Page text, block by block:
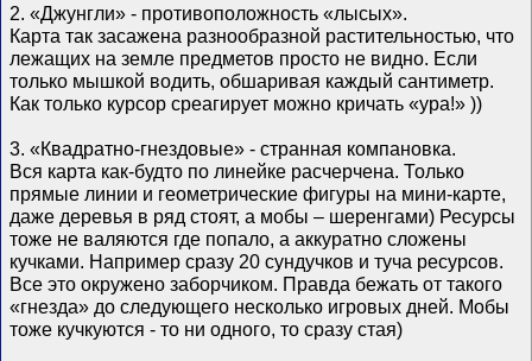
2. «Джунгли» - противоположность «лысых».
Карта так засажена разнообразной растительностью, что
лежащих на земле предметов просто не видно. Если
только мышкой водить, обшаривая каждый сантиметр.
Как только курсор среагирует можно кричать «ура!» ))
3. «Квадратно-гнездовые» - странная компановка.
Вся карта как-будто по линейке расчерчена. Только
прямые линии и геометрические фигуры на мини-карте,
даже деревья в ряд стоят, а мобы – шеренгами) Ресурсы
тоже не валяются где попало, а аккуратно сложены
кучками. Например сразу 20 сундучков и туча ресурсов.
Все это окружено заборчиком. Правда бежать от такого
«гнезда» до следующего несколько игровых дней. Мобы
тоже кучкуются - то ни одного, то сразу стая)